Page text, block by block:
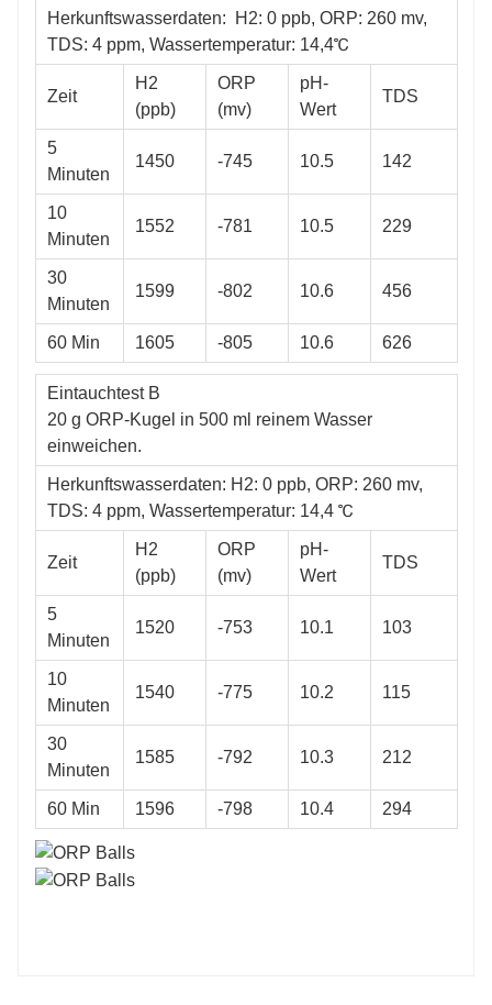
Herkunftswasserdaten: H2: 0 ppb, ORP: 260 mv,
TDS: 4 ppm, Wassertemperatur: 14,4℃
Zeit
H2
(ppb)
ORP
(mv)
pH-
Wert
TDS
5
Minuten
1450 -745 10.5 142
10
Minuten
1552 -781 10.5 229
30
Minuten
1599 -802 10.6 456
60 Min 1605 -805 10.6 626
Eintauchtest B
20 g ORP-Kugel in 500 ml reinem Wasser
einweichen.
Herkunftswasserdaten: H2: 0 ppb, ORP: 260 mv,
TDS: 4 ppm, Wassertemperatur: 14,4 ℃
Zeit
H2
(ppb)
ORP
(mv)
pH-
Wert
TDS
5
Minuten
1520 -753 10.1 103
10
Minuten
1540 -775 10.2 115
30
Minuten
1585 -792 10.3 212
60 Min 1596 -798 10.4 294